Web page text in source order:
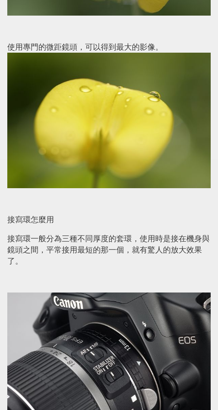
使用專門的微距鏡頭，可以得到最大的影像。
接寫環怎麼用
接寫環一般分為三種不同厚度的套環，使用時是接在機身與
鏡頭之間，平常接用最短的那一個，就有驚人的放大效果
了。